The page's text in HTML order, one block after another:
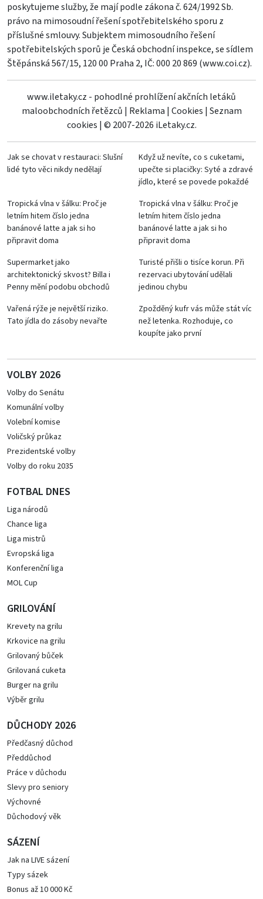
poskytujeme služby, že mají podle zákona č. 624/1992 Sb.
právo na mimosoudní řešení spotřebitelského sporu z
příslušné smlouvy. Subjektem mimosoudního řešení
spotřebitelských sporů je Česká obchodní inspekce, se sídlem
Štěpánská 567/15, 120 00 Praha 2, IČ: 000 20 869 (www.coi.cz).
www.iletaky.cz - pohodlné prohlížení akčních letáků
maloobchodních řetězců | Reklama | Cookies | Seznam
cookies | © 2007-2026 iLetaky.cz.
Jak se chovat v restauraci: Slušní
lidé tyto věci nikdy nedělají
Když už nevíte, co s cuketami,
upečte si placičky: Syté a zdravé
jídlo, které se povede pokaždé
Tropická vlna v šálku: Proč je
letním hitem číslo jedna
banánové latte a jak si ho
připravit doma
Tropická vlna v šálku: Proč je
letním hitem číslo jedna
banánové latte a jak si ho
připravit doma
Supermarket jako
architektonický skvost? Billa i
Penny mění podobu obchodů
Turisté přišli o tisíce korun. Při
rezervaci ubytování udělali
jedinou chybu
Vařená rýže je největší riziko.
Tato jídla do zásoby nevařte
Zpožděný kufr vás může stát víc
než letenka. Rozhoduje, co
koupíte jako první
VOLBY 2026
Volby do Senátu
Komunální volby
Volební komise
Voličský průkaz
Prezidentské volby
Volby do roku 2035
FOTBAL DNES
Liga národů
Chance liga
Liga mistrů
Evropská liga
Konferenční liga
MOL Cup
GRILOVÁNÍ
Krevety na grilu
Krkovice na grilu
Grilovaný bůček
Grilovaná cuketa
Burger na grilu
Výběr grilu
DŮCHODY 2026
Předčasný důchod
Předdůchod
Práce v důchodu
Slevy pro seniory
Výchovné
Důchodový věk
SÁZENÍ
Jak na LIVE sázení
Typy sázek
Bonus až 10 000 Kč